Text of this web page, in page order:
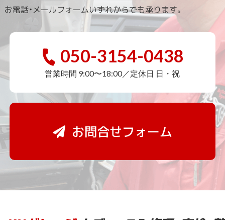
お電話・メールフォームいずれからでも承ります。
050-3154-0438
営業時間 9:00〜18:00／定休日 日・祝
お問合せフォーム